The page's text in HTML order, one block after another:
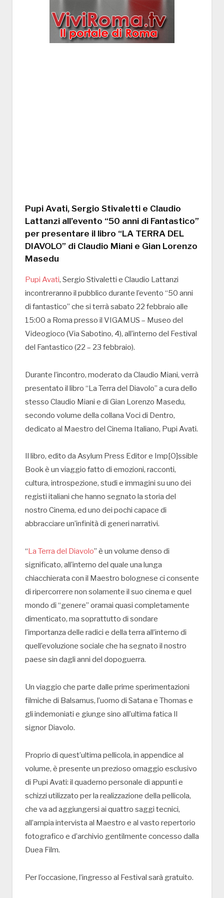
Pupi Avati, Sergio Stivaletti e Claudio
Lattanzi all’evento “50 anni di Fantastico”
per presentare il libro “LA TERRA DEL
DIAVOLO” di Claudio Miani e Gian Lorenzo
Masedu
Pupi Avati, Sergio Stivaletti e Claudio Lattanzi
incontreranno il pubblico durante l’evento “50 anni
di fantastico” che si terrà sabato 22 febbraio alle
15:00 a Roma presso il VIGAMUS – Museo del
Videogioco (Via Sabotino, 4), all’interno del Festival
del Fantastico (22 – 23 febbraio).
Durante l’incontro, moderato da Claudio Miani, verrà
presentato il libro “La Terra del Diavolo” a cura dello
stesso Claudio Miani e di Gian Lorenzo Masedu,
secondo volume della collana Voci di Dentro,
dedicato al Maestro del Cinema Italiano, Pupi Avati.
Il libro, edito da Asylum Press Editor e Imp[O]ssible
Book è un viaggio fatto di emozioni, racconti,
cultura, introspezione, studi e immagini su uno dei
registi italiani che hanno segnato la storia del
nostro Cinema, ed uno dei pochi capace di
abbracciare un’infinità di generi narrativi.
“La Terra del Diavolo” è un volume denso di
significato, all’interno del quale una lunga
chiacchierata con il Maestro bolognese ci consente
di ripercorrere non solamente il suo cinema e quel
mondo di “genere” oramai quasi completamente
dimenticato, ma soprattutto di sondare
l’importanza delle radici e della terra all’interno di
quell’evoluzione sociale che ha segnato il nostro
paese sin dagli anni del dopoguerra.
Un viaggio che parte dalle prime sperimentazioni
filmiche di Balsamus, l’uomo di Satana e Thomas e
gli indemoniati e giunge sino all’ultima fatica Il
signor Diavolo.
Proprio di quest’ultima pellicola, in appendice al
volume, è presente un prezioso omaggio esclusivo
di Pupi Avati: il quaderno personale di appunti e
schizzi utilizzato per la realizzazione della pellicola,
che va ad aggiungersi ai quattro saggi tecnici,
all’ampia intervista al Maestro e al vasto repertorio
fotografico e d’archivio gentilmente concesso dalla
Duea Film.
Per l’occasione, l’ingresso al Festival sarà gratuito.